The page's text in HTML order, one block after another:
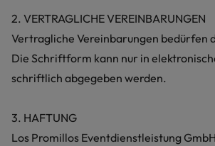
2. VERTRAGLICHE VEREINBARUNGEN
Vertragliche Vereinbarungen bedürfen
Die Schriftform kann nur in
schriftlich abgegeben werden.
3. HAFTUNG
Los Promillos Eventdienstleistung